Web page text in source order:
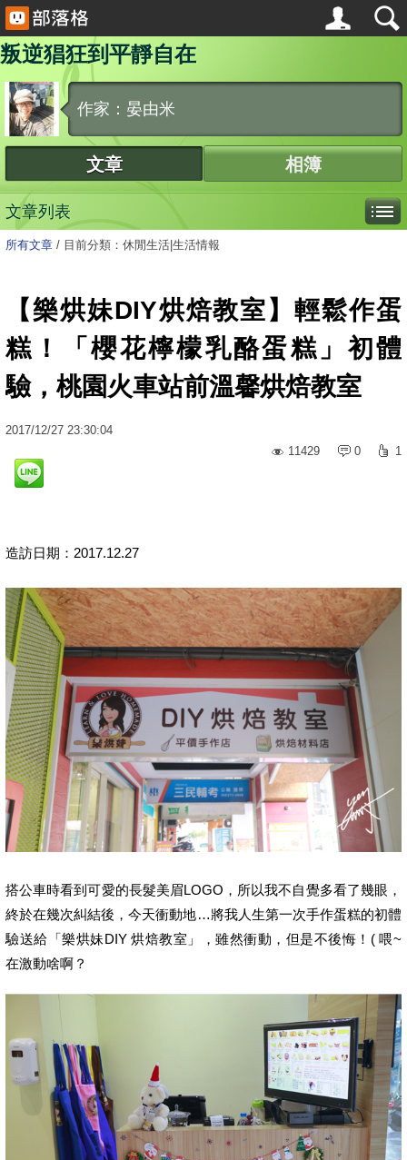
叛逆猖狂到平靜自在
作家：晏由米
文章 相簿
文章列表
所有文章 / 目前分類：休閒生活|生活情報
【樂烘妹DIY烘焙教室】輕鬆作蛋
糕！「櫻花檸檬乳酪蛋糕」初體
驗，桃園火車站前溫馨烘焙教室
2017/12/27 23:30:04
11429
0 1
造訪日期：2017.12.27
搭公車時看到可愛的長髮美眉LOGO，所以我不自覺多看了幾眼，
終於在幾次糾結後，今天衝動地…將我人生第一次手作蛋糕的初體
驗送給「樂烘妹DIY 烘焙教室」，雖然衝動，但是不後悔！( 喂~
在激動啥啊？